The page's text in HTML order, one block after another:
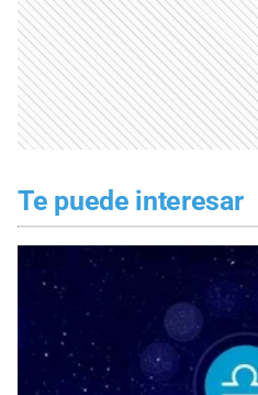
Te puede interesar